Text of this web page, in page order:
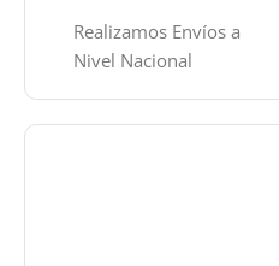
Realizamos Envíos a
Nivel Nacional